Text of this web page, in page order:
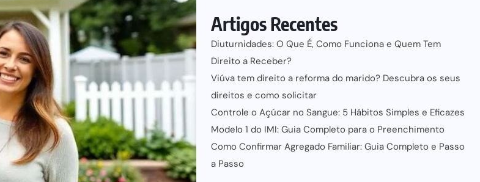
Artigos Recentes
Diuturnidades: O Que É, Como Funciona e Quem Tem
Direito a Receber?
Viúva tem direito a reforma do marido? Descubra os seus
direitos e como solicitar
Controle o Açúcar no Sangue: 5 Hábitos Simples e Eficazes
Modelo 1 do IMI: Guia Completo para o Preenchimento
Como Confirmar Agregado Familiar: Guia Completo e Passo
a Passo